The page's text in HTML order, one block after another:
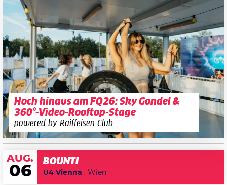
Hoch hinaus am FQ26: Sky Gondel &
360°-Video-Rooftop-Stage
powered by Raiffeisen Club
AUG.
06
BOUNTI
U4 Vienna , Wien